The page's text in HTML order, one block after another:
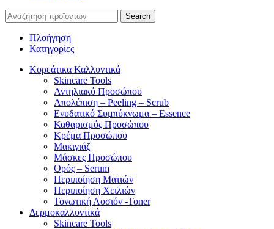
Search
Πλοήγηση
Κατηγορίες
Κορεάτικα Καλλυντικά
Skincare Tools
Αντηλιακό Προσώπου
Απολέπιση – Peeling – Scrub
Ενυδατικό Συμπύκνωμα – Essence
Καθαρισμός Προσώπου
Κρέμα Προσώπου
Μακιγιάζ
Μάσκες Προσώπου
Ορός – Serum
Περιποίηση Ματιών
Περιποίηση Χειλιών
Τονωτική Λοσιόν -Toner
Δερμοκαλλυντικά
Skincare Tools